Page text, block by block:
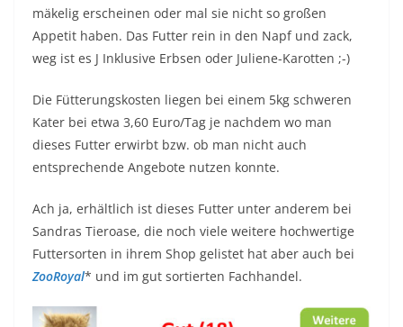
mäkelig erscheinen oder mal sie nicht so großen
Appetit haben. Das Futter rein in den Napf und zack,
weg ist es J Inklusive Erbsen oder Juliene-Karotten ;-)
Die Fütterungskosten liegen bei einem 5kg schweren
Kater bei etwa 3,60 Euro/Tag je nachdem wo man
dieses Futter erwirbt bzw. ob man nicht auch
entsprechende Angebote nutzen konnte.
Ach ja, erhältlich ist dieses Futter unter anderem bei
Sandras Tieroase, die noch viele weitere hochwertige
Futtersorten in ihrem Shop gelistet hat aber auch bei
ZooRoyal* und im gut sortierten Fachhandel.